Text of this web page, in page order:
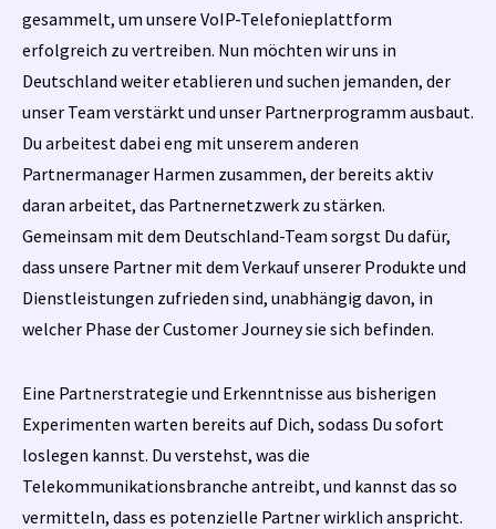
gesammelt, um unsere VoIP-Telefonieplattform
erfolgreich zu vertreiben. Nun möchten wir uns in
Deutschland weiter etablieren und suchen jemanden, der
unser Team verstärkt und unser Partnerprogramm ausbaut.
Du arbeitest dabei eng mit unserem anderen
Partnermanager Harmen zusammen, der bereits aktiv
daran arbeitet, das Partnernetzwerk zu stärken.
Gemeinsam mit dem Deutschland-Team sorgst Du dafür,
dass unsere Partner mit dem Verkauf unserer Produkte und
Dienstleistungen zufrieden sind, unabhängig davon, in
welcher Phase der Customer Journey sie sich befinden.
Eine Partnerstrategie und Erkenntnisse aus bisherigen
Experimenten warten bereits auf Dich, sodass Du sofort
loslegen kannst. Du verstehst, was die
Telekommunikationsbranche antreibt, und kannst das so
vermitteln, dass es potenzielle Partner wirklich anspricht.